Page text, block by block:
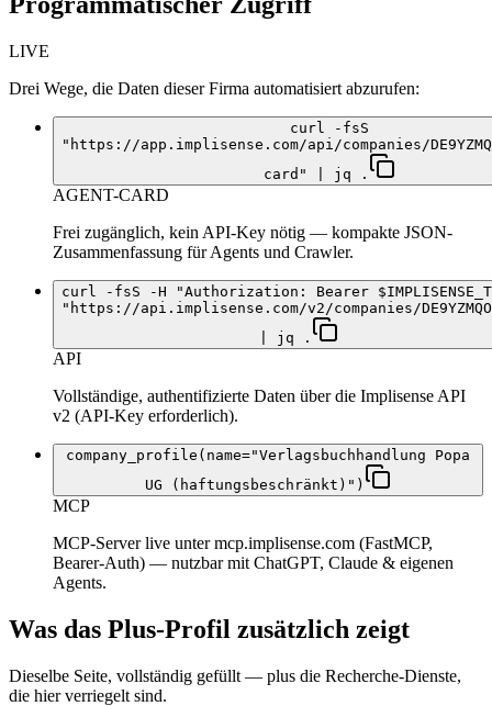
LIVE
Drei Wege, die Daten dieser Firma automatisiert abzurufen:
curl -fsS
"https://app.implisense.com/api/companies/
card" | jq .
AGENT-CARD
Frei zugänglich, kein API-Key nötig — kompakte JSON-
Zusammenfassung für Agents und Crawler.
curl -fsS -H "Authorization: Bearer
"https://api.implisense.com/v2/companies/
| jq .
API
Vollständige, authentifizierte Daten über die Implisense API
v2 (API-Key erforderlich).
company_profile(name="Verlagsbuchhandlung Popa
UG (haftungsbeschränkt)")
MCP
MCP-Server live unter mcp.implisense.com (FastMCP,
Bearer-Auth) — nutzbar mit ChatGPT, Claude & eigenen
Agents.
Was das Plus-Profil zusätzlich zeigt
Dieselbe Seite, vollständig gefüllt — plus die Recherche-Dienste,
die hier verriegelt sind.